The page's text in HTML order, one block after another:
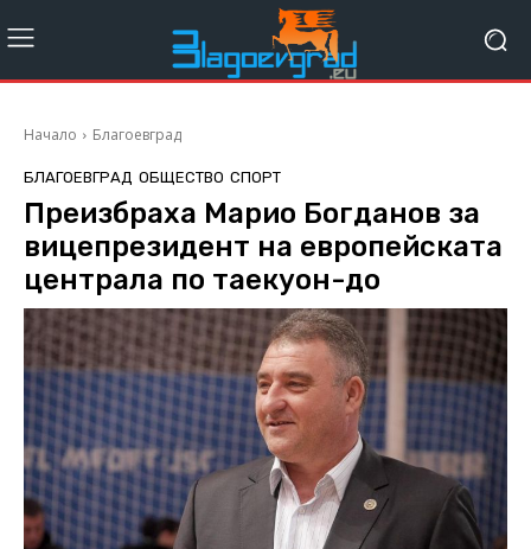
Начало Благоевград
БЛАГОЕВГРАД ОБЩЕСТВО СПОРТ
Преизбраха Марио Богданов за
вицепрезидент на европейската
централа по таекуон-до